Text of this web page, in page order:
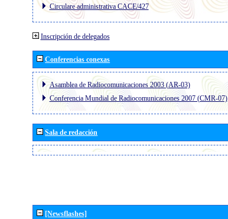
Circulare administrativa CACE/427
Inscripción de delegados
Conferencias conexas
Asamblea de Radiocomunicaciones 2003 (AR-03)
Conferencia Mundial de Radiocomunicaciones 2007 (CMR-07)
Sala de redacción
[Newsflashes]